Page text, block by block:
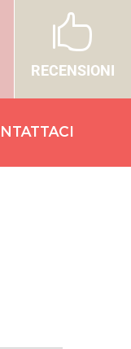

RECENSIONI